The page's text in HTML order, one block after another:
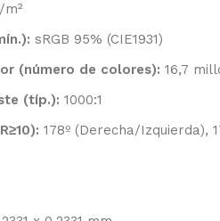
sRGB 95% (CIE1931)
(número de colores): 16,7
(típ.): 1000:1
178º (Derecha/Izquierda),